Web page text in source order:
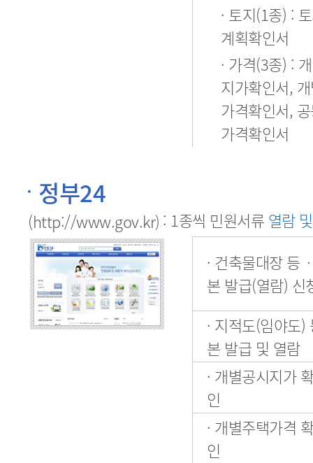
· 토지(1종) :
계획확인서
· 가격(3종) :
지가확인서,
가격확인서,
가격확인서
정부24
(http://www.gov.kr) : 1종씩 민원서류 열람
· 건축물대장 등
본 발급(열람)
· 지적도(임야도)
본 발급 및 열람
· 개별공시지가 확
인
· 개별주택가격 확
인